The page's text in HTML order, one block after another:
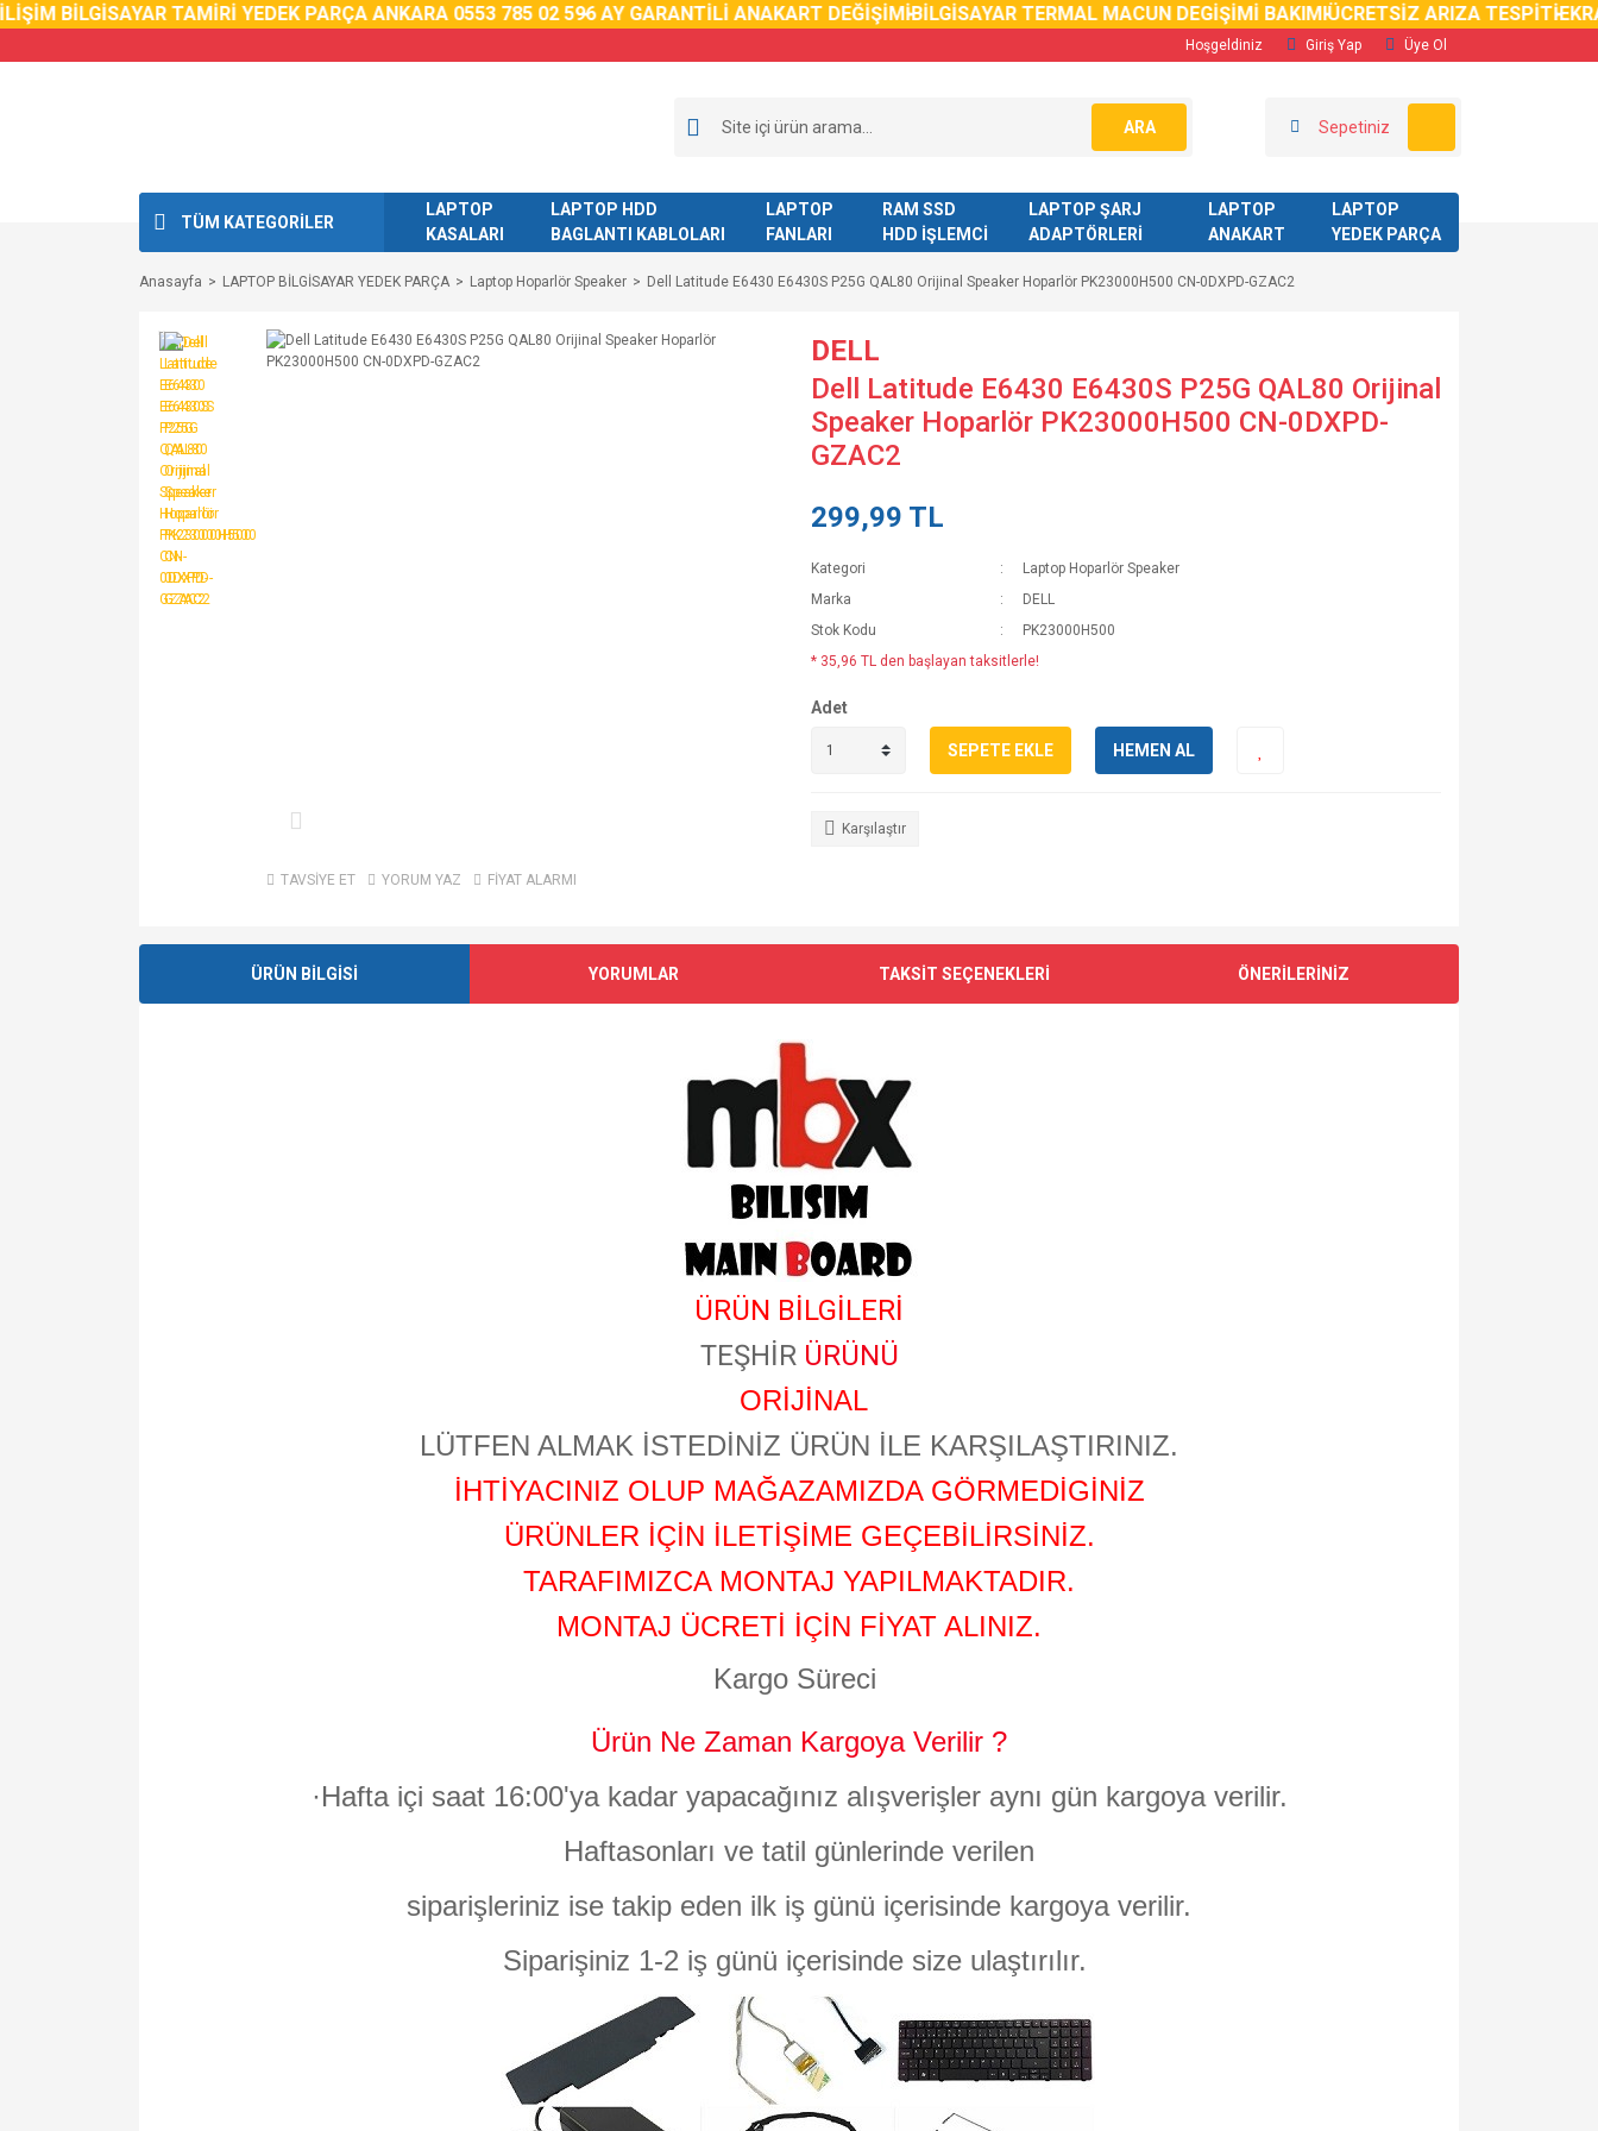
BİLGİSAYAR TAMİRİ YEDEK PARÇA ANKARA 0553 785 02 596 AY GARANTİLİ ANAKART DEĞİŞİMİBİLGİSAYAR TERMAL MACUN DEGİŞİMİ BAKIMIÜCRETSİZ ARIZA TESPİTİEKRAN
Hoşgeldiniz Giriş Yap Üye Ol
ARA Sepetiniz
TÜM KATEGORİLER
LAPTOP
KASALARI
LAPTOP HDD
BAGLANTI KABLOLARI
LAPTOP
FANLARI
RAM SSD
HDD İŞLEMCİ
LAPTOP ŞARJ
ADAPTÖRLERİ
LAPTOP
ANAKART
LAPTOP
YEDEK PARÇA
Anasayfa LAPTOP BİLGİSAYAR YEDEK PARÇA Laptop Hoparlör Speaker Dell Latitude E6430 E6430S P25G QAL80 Orijinal Speaker Hoparlör PK23000H500 CN-0DXPD-GZAC2
TAVSİYE ET YORUM YAZ FİYAT ALARMI
DELL
Dell Latitude E6430 E6430S P25G QAL80 Orijinal
Speaker Hoparlör PK23000H500 CN-0DXPD-
GZAC2
299,99 TL
Kategori
Laptop Hoparlör Speaker
Marka
DELL
Stok Kodu
PK23000H500
* 35,96 TL den başlayan taksitlerle!
Adet
SEPETE EKLE HEMEN AL
Karşılaştır
ÜRÜN BİLGİSİ YORUMLAR TAKSİT SEÇENEKLERİ ÖNERİLERİNİZ
ÜRÜN BİLGİLERİ
TEŞHİR ÜRÜNÜ
ORİJİNAL
LÜTFEN ALMAK İSTEDİNİZ ÜRÜN İLE KARŞILAŞTIRINIZ.
İHTİYACINIZ OLUP MAĞAZAMIZDA GÖRMEDİGİNİZ
ÜRÜNLER İÇİN İLETİŞİME GEÇEBİLİRSİNİZ.
TARAFIMIZCA MONTAJ YAPILMAKTADIR.
MONTAJ ÜCRETİ İÇİN FİYAT ALINIZ.
Kargo Süreci
Ürün Ne Zaman Kargoya Verilir ?
·Hafta içi saat 16:00'ya kadar yapacağınız alışverişler aynı gün kargoya verilir.
Haftasonları ve tatil günlerinde verilen
siparişleriniz ise takip eden ilk iş günü içerisinde kargoya verilir.
Siparişiniz 1-2 iş günü içerisinde size ulaştırılır.